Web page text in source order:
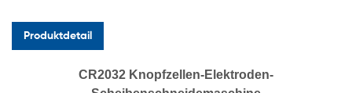
Produktdetail
CR2032 Knopfzellen-Elektroden-